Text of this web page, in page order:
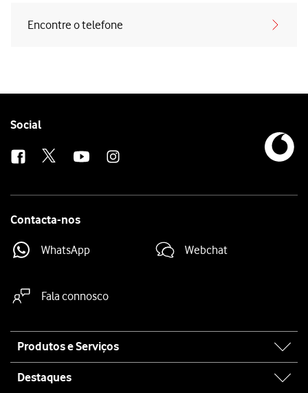
Encontre o telefone
Follow
Social
Contacta-nos
WhatsApp Webchat
Fala connosco
map
Produtos e Serviços
Destaques